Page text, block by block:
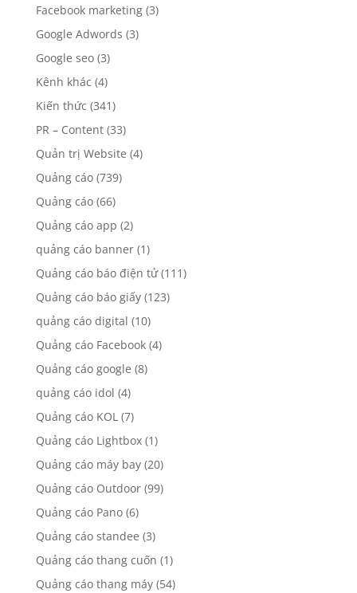
Facebook marketing(3)
Google Adwords (3)
Google seo(3)
Kênh khác (4)
Kiến thức (341)
PR – Content(33)
Quản trị Website (4)
Quảng cáo(739)
Quảng cáo(66)
Quảng cáo app (2)
quảng cáo banner(1)
Quảng cáo báo điện tử(111)
Quảng cáo báo giấy(123)
quảng cáo digital (10)
Quảng cáo Facebook(4)
Quảng cáo google (8)
quảng cáo idol (4)
Quảng cáo KOL(7)
Quảng cáo Lightbox(1)
Quảng cáo máy bay(20)
Quảng cáo Outdoor(99)
Quảng cáo Pano(6)
Quảng cáo standee (3)
Quảng cáo thang cuốn (1)
Quảng cáo thang máy(54)